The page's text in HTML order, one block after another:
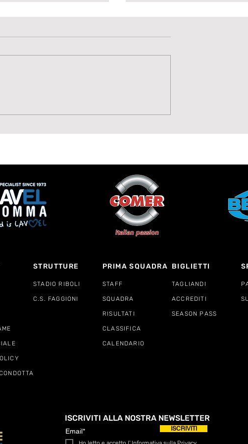
STRUTTURE PRIMA SQUADRA BIGLIETTI
STADIO RIBOLI STAFF TAGLIANDI
C.S. FAGGIONI SQUADRA ACCREDITI
RISULTATI SEASON PASS
CLASSIFICA
CALENDARIO
ISCRIVITI ALLA NOSTRA NEWSLETTER
ISCRIVITI